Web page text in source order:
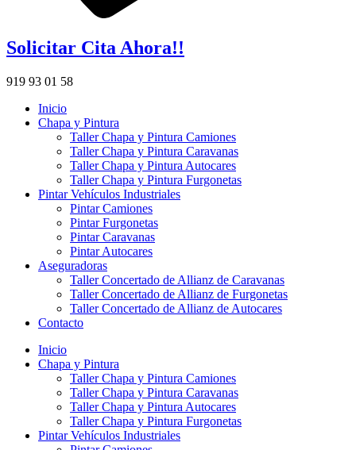
Solicitar Cita Ahora!!
919 93 01 58
Inicio
Chapa y Pintura
Taller Chapa y Pintura Camiones
Taller Chapa y Pintura Caravanas
Taller Chapa y Pintura Autocares
Taller Chapa y Pintura Furgonetas
Pintar Vehículos Industriales
Pintar Camiones
Pintar Furgonetas
Pintar Caravanas
Pintar Autocares
Aseguradoras
Taller Concertado de Allianz de Caravanas
Taller Concertado de Allianz de Furgonetas
Taller Concertado de Allianz de Autocares
Contacto
Inicio
Chapa y Pintura
Taller Chapa y Pintura Camiones
Taller Chapa y Pintura Caravanas
Taller Chapa y Pintura Autocares
Taller Chapa y Pintura Furgonetas
Pintar Vehículos Industriales